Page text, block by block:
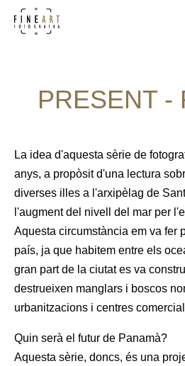
PRESENT -
La idea d'aquesta sèrie de
anys, a propòsit d'una lectura
diverses illes a l'arxipèlag de
l'augment del nivell del mar per
Aquesta circumstància em va fer
país, ja que habitem entre els
gran part de la ciutat es va
destrueixen manglars i boscos
urbanitzacions i centres
Quin serà el futur de Panamà?
Aquesta sèrie, doncs, és una